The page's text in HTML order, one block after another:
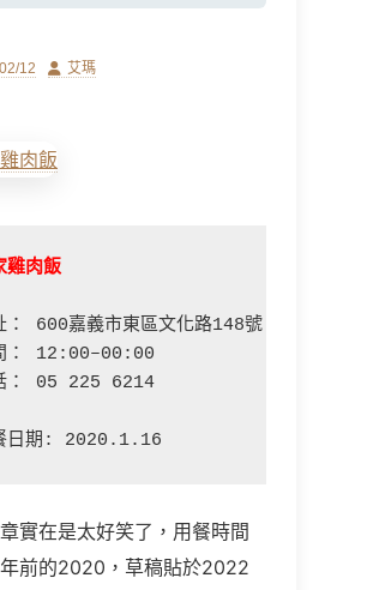
12 Author
艾瑪
雞肉飯
： 600嘉義市東區文化路148號
： 12:00–00:00
： 05 225 6214
實在是太好笑了，用餐時間
前的2020，草稿貼於2022